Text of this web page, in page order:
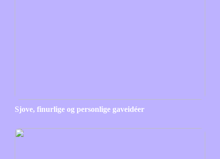
Sjove, finurlige og personlige gaveidéer